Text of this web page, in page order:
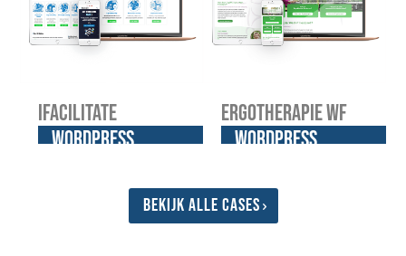
iFacilitate
WordPress
Ergotherapie WF
WordPress
Bekijk alle cases